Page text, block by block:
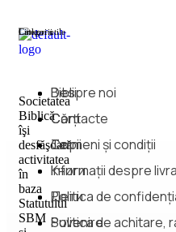
Societatea
Biblică
îşi
desfăşoară
activitatea
în
baza
Statutului
SBM
Categorii
Biblii
Cărți
Copii
Книги
Дети
Suvenire
Linkuri utile
Despre noi
Contacte
Termeni și condiții
Informații despre
Politica de
Politica de achitare,